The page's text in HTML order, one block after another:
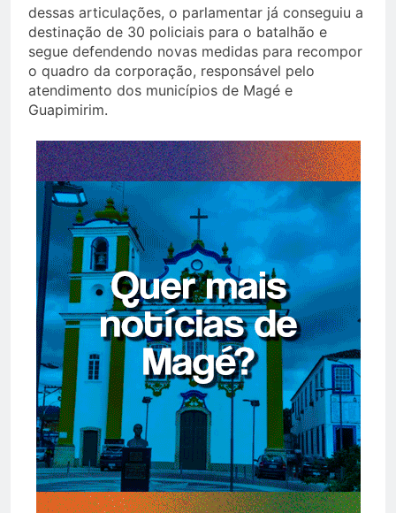
dessas articulações, o parlamentar já conseguiu a
destinação de 30 policiais para o batalhão e
segue defendendo novas medidas para recompor
o quadro da corporação, responsável pelo
atendimento dos municípios de Magé e
Guapimirim.